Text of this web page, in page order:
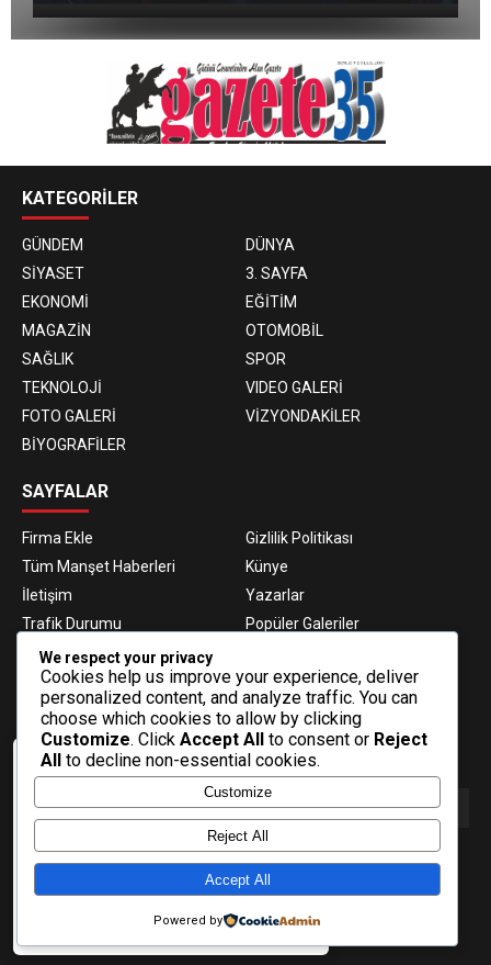
Veri politikasındaki amaçlarla sınırlı ve
mevzuata uygun şekilde çerez
konumlandırmaktayız. Detaylar için veri
politikamızı inceleyebilirsiniz.
Daha fazla bilgi
KATEGORİLER
GÜNDEM
DÜNYA
SİYASET
3. SAYFA
EKONOMİ
EĞİTİM
MAGAZİN
OTOMOBİL
SAĞLIK
SPOR
TEKNOLOJİ
VIDEO GALERİ
FOTO GALERİ
VİZYONDAKİLER
BİYOGRAFİLER
SAYFALAR
Firma Ekle
Gizlilik Politikası
Tüm Manşet Haberleri
Künye
İletişim
Yazarlar
Trafik Durumu
Popüler Galeriler
Nöbetçi Eczaneler
Hava Durumu
Haber Gönder
Gazeteler
Fikstür
E-BÜLTEN ABONELİĞİ
E-Bülten aboneliği ile haberlere daha hızlı erişin.
We respect your privacy
Cookies help us improve your experience, deliver
personalized content, and analyze traffic. You can
choose which cookies to allow by clicking
Customize. Click Accept All to consent or Reject
All to decline non-essential cookies.
Customize
Reject All
Accept All
Powered by